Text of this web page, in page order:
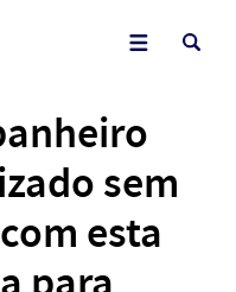
sem
esta